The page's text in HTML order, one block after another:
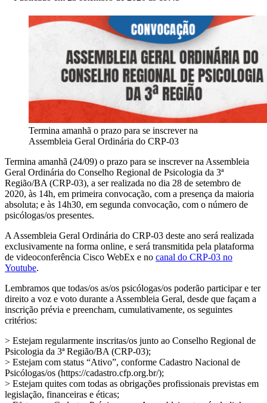
Termina amanhã o prazo para se inscrever na
Assembleia Geral Ordinária do CRP-03
Termina amanhã (24/09) o prazo para se inscrever na Assembleia
Geral Ordinária do Conselho Regional de Psicologia da 3ª
Região/BA (CRP-03), a ser realizada no dia 28 de setembro de
2020, às 14h, em primeira convocação, com a presença da maioria
absoluta; e às 14h30, em segunda convocação, com o número de
psicólogas/os presentes.
A Assembleia Geral Ordinária do CRP-03 deste ano será realizada
exclusivamente na forma online, e será transmitida pela plataforma
de videoconferência Cisco WebEx e no canal do CRP-03 no
Youtube.
Lembramos que todas/os as/os psicólogas/os poderão participar e ter
direito a voz e voto durante a Assembleia Geral, desde que façam a
inscrição prévia e preencham, cumulativamente, os seguintes
critérios:
> Estejam regularmente inscritas/os junto ao Conselho Regional de
Psicologia da 3ª Região/BA (CRP-03);
> Estejam com status “Ativo”, conforme Cadastro Nacional de
Psicólogas/os (https://cadastro.cfp.org.br/);
> Estejam quites com todas as obrigações profissionais previstas em
legislação, financeiras e éticas;